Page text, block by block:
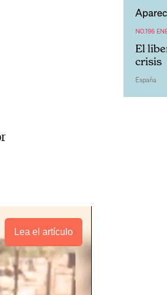
Lea el artículo
NO.196
El
crisis
España